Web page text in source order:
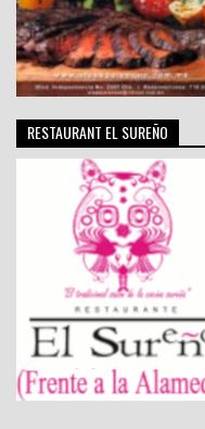
RESTAURANT EL SUREÑO